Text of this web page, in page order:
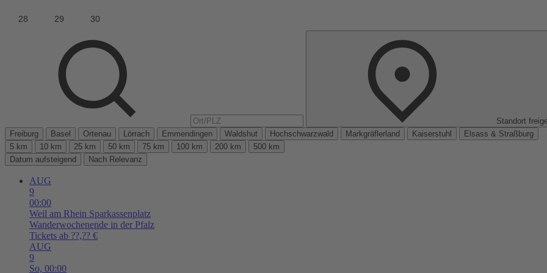
Standort
Freiburg
Basel Ortenau Lörrach Emmendingen Waldshut Hochschwarzwald Markgräflerland Kaiserstuhl
Elsass & Straßburg
5 km
10 km 25 km 50 km 75 km 100 km 200 km
500 km
Datum aufsteigend
Nach Relevanz
AUG
9
00:00
Weil am Rhein Sparkassenplatz
Wanderwochenende in der Pfalz
Tickets ab ??,?? €
AUG
9
So, 00:00